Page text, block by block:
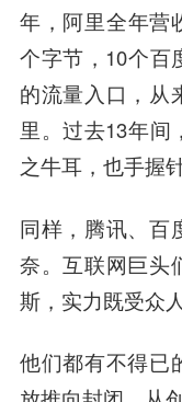
年，阿里全年营
个字节，10个百
的流量入口，从
里。过去13年间
之牛耳，也手握
同样，腾讯、百
奈。互联网巨头
斯，实力既受众
他们都有不得已